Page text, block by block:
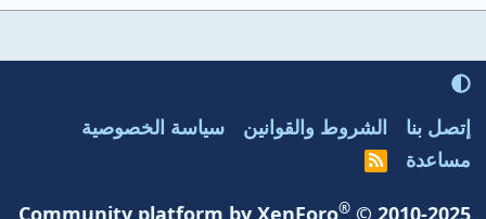
إتصل بنا الشروط والقوانين
سياسة الخصوصية
مساعدة
R
S
Community platform by XenForo® © 2010-2025